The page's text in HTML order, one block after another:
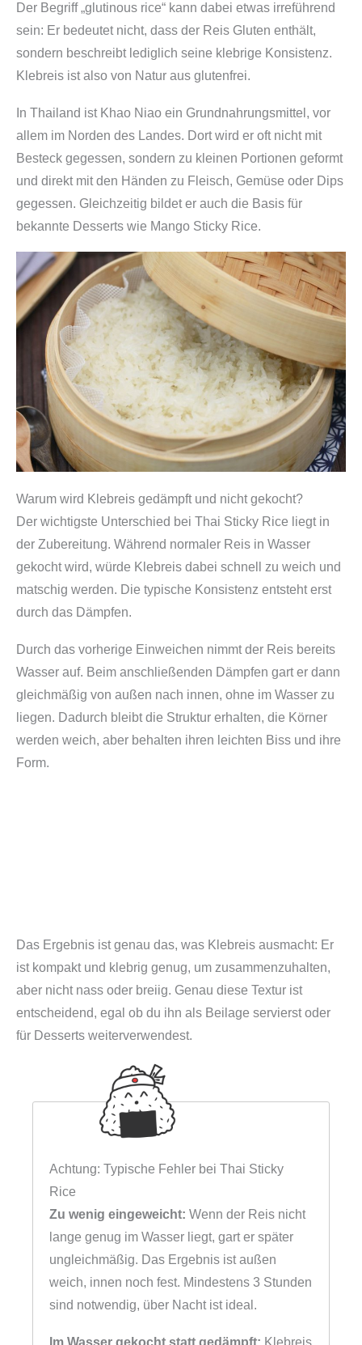
Der Begriff „glutinous rice“ kann dabei etwas irreführend
sein: Er bedeutet nicht, dass der Reis Gluten enthält,
sondern beschreibt lediglich seine klebrige Konsistenz.
Klebreis ist also von Natur aus glutenfrei.
In Thailand ist Khao Niao ein Grundnahrungsmittel, vor
allem im Norden des Landes. Dort wird er oft nicht mit
Besteck gegessen, sondern zu kleinen Portionen geformt
und direkt mit den Händen zu Fleisch, Gemüse oder Dips
gegessen. Gleichzeitig bildet er auch die Basis für
bekannte Desserts wie Mango Sticky Rice.
Warum wird Klebreis gedämpft und nicht gekocht?
Der wichtigste Unterschied bei Thai Sticky Rice liegt in
der Zubereitung. Während normaler Reis in Wasser
gekocht wird, würde Klebreis dabei schnell zu weich und
matschig werden. Die typische Konsistenz entsteht erst
durch das Dämpfen.
Durch das vorherige Einweichen nimmt der Reis bereits
Wasser auf. Beim anschließenden Dämpfen gart er dann
gleichmäßig von außen nach innen, ohne im Wasser zu
liegen. Dadurch bleibt die Struktur erhalten, die Körner
werden weich, aber behalten ihren leichten Biss und ihre
Form.
Das Ergebnis ist genau das, was Klebreis ausmacht: Er
ist kompakt und klebrig genug, um zusammenzuhalten,
aber nicht nass oder breiig. Genau diese Textur ist
entscheidend, egal ob du ihn als Beilage servierst oder
für Desserts weiterverwendest.
Achtung: Typische Fehler bei Thai Sticky
Rice
Zu wenig eingeweicht: Wenn der Reis nicht
lange genug im Wasser liegt, gart er später
ungleichmäßig. Das Ergebnis ist außen
weich, innen noch fest. Mindestens 3 Stunden
sind notwendig, über Nacht ist ideal.
Im Wasser gekocht statt gedämpft: Klebreis